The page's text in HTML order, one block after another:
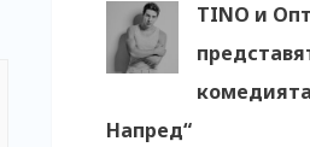
TINO и
Напред“